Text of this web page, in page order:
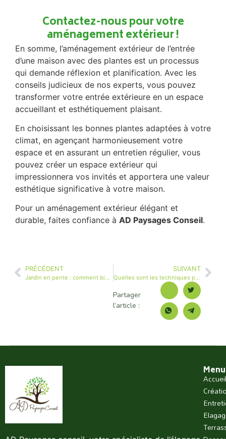
Contactez-nous pour votre
aménagement extérieur !
En somme, l’aménagement extérieur de l’entrée
d’une maison avec des plantes est un processus
qui demande réflexion et planification. Avec les
conseils judicieux de nos experts, vous pouvez
transformer votre entrée extérieure en un espace
accueillant et esthétiquement plaisant.
En choisissant les bonnes plantes adaptées à votre
climat, en agençant harmonieusement votre
espace et en assurant un entretien régulier, vous
pouvez créer un espace extérieur qui
impressionnera vos invités et apportera une valeur
esthétique significative à votre maison.
Pour un aménagement extérieur élégant et
durable, faites confiance à AD Paysages Conseil.
PRÉCÉDENT
Jardin en pente : comment bien l’aménager ?
SUIVANT
Quelles sont les techniques pour dessoucher un arbre ?
Partager
l’article :
Menu
Accueil